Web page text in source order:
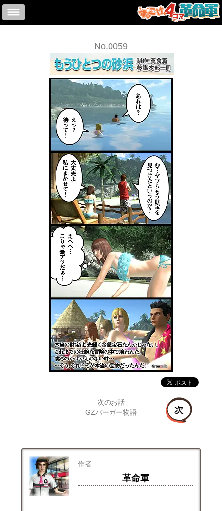
No.0059
次のお話
GZバーガー物語
作者
革命軍